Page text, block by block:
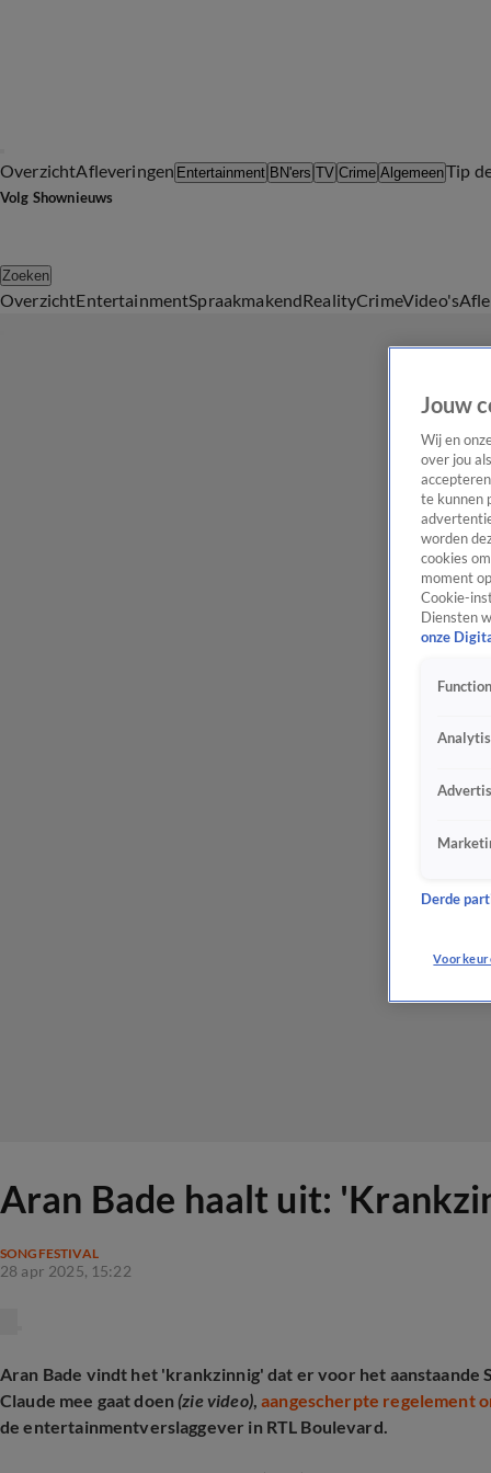
OverzichtAfleveringen Entertainment BN'ers TV Crime AlgemeenTip
Volg Shownieuws
Zoeken
OverzichtEntertainmentSpraakmakendRealityCrimeVideo's
Aran Bade haalt uit:
SONGFESTIVAL
28 apr 2025, 15:22
Aran Bade vindt het 'krankzinnig' dat er voor het aanstaande
Claude mee gaat doen (zie video),aangescherpte regelement
de entertainmentverslaggever in RTL Boulevard.
Jouw
Wij en
over jou
te kunnen
worden
cookies
moment
Cookie-
Diensten
onze
Derde